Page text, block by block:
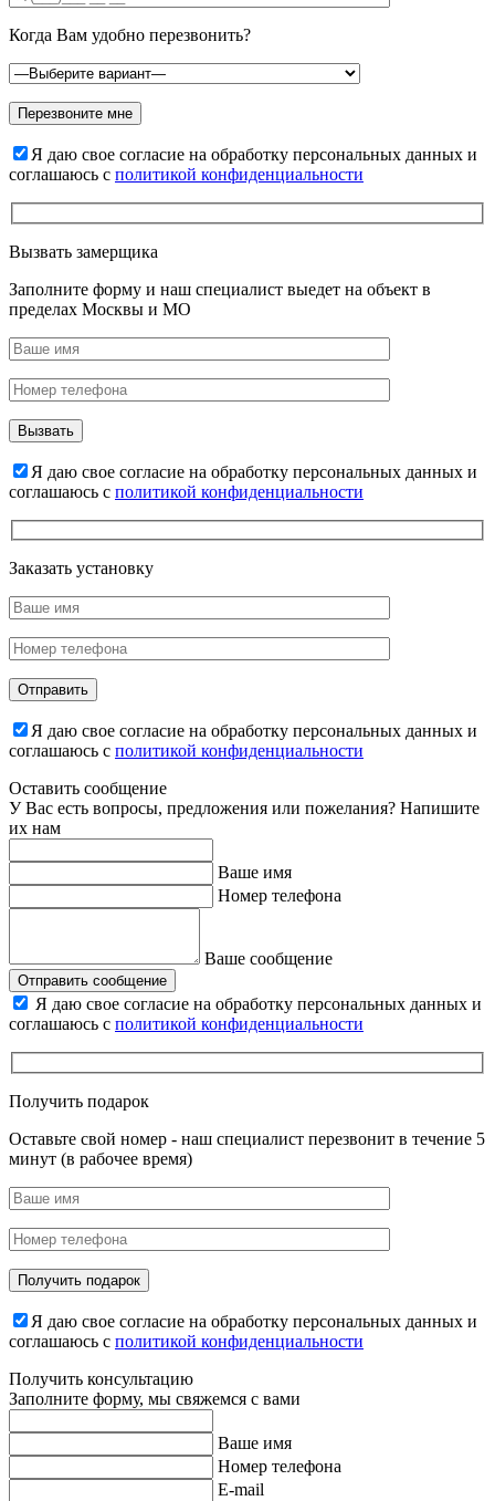
Когда Вам удобно перезвонить?
Я даю свое согласие на обработку персональных данных и
соглашаюсь с политикой конфиденциальности
Вызвать замерщика
Заполните форму и наш специалист выедет на объект в
пределах Москвы и МО
Я даю свое согласие на обработку персональных данных и
соглашаюсь с политикой конфиденциальности
Заказать установку
Я даю свое согласие на обработку персональных данных и
соглашаюсь с политикой конфиденциальности
Оставить сообщение
У Вас есть вопросы, предложения или пожелания? Напишите
их нам
Ваше имя
Номер телефона
Ваше сообщение
Отправить сообщение
Я даю свое согласие на обработку персональных данных и
соглашаюсь с политикой конфиденциальности
Получить подарок
Оставьте свой номер - наш специалист перезвонит в течение 5
минут (в рабочее время)
Я даю свое согласие на обработку персональных данных и
соглашаюсь с политикой конфиденциальности
Получить консультацию
Заполните форму, мы свяжемся с вами
Ваше имя
Номер телефона
E-mail